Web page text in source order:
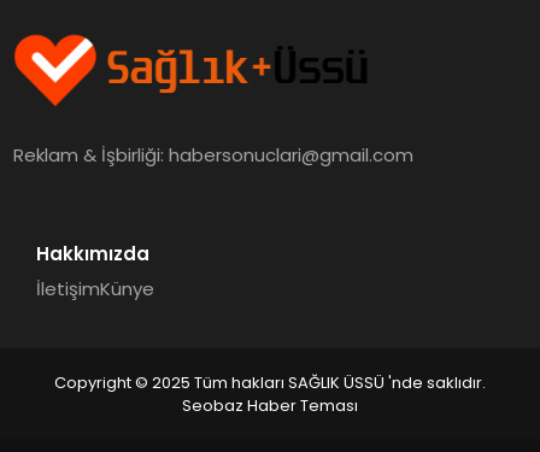
Reklam & İşbirliği:habersonuclari@gmail.com
Hakkımızda
İletişimKünye
Copyright © 2025 Tüm hakları SAĞLIK ÜSSÜ 'nde saklıdır.
Seobaz Haber Teması